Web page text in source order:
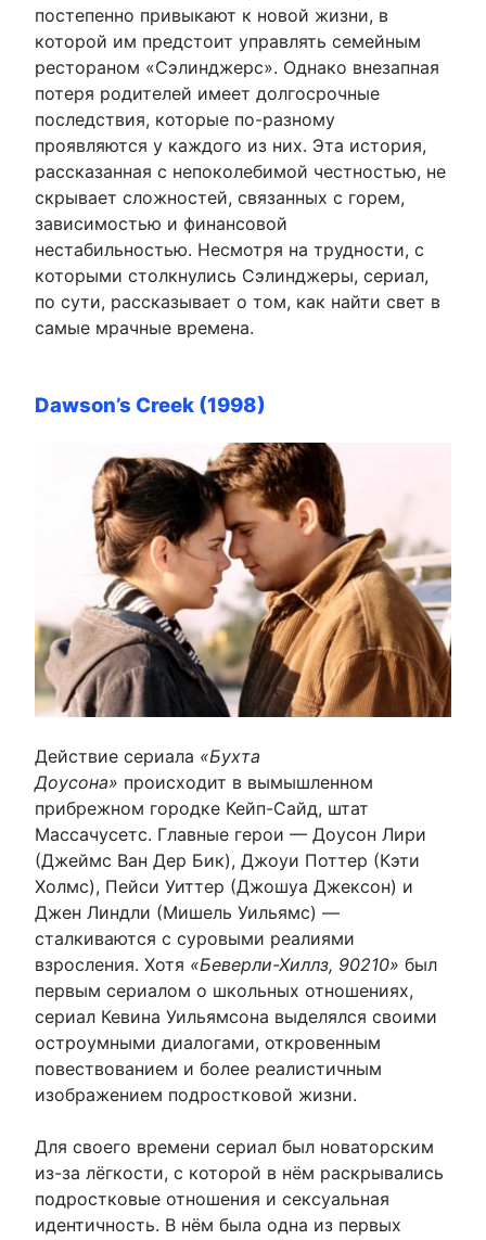
постепенно привыкают к новой жизни, в
которой им предстоит управлять семейным
рестораном «Сэлинджерс». Однако внезапная
потеря родителей имеет долгосрочные
последствия, которые по-разному
проявляются у каждого из них. Эта история,
рассказанная с непоколебимой честностью, не
скрывает сложностей, связанных с горем,
зависимостью и финансовой
нестабильностью. Несмотря на трудности, с
которыми столкнулись Сэлинджеры, сериал,
по сути, рассказывает о том, как найти свет в
самые мрачные времена.
Dawson’s Creek (1998)
Действие сериала «Бухта
Доусона» происходит в вымышленном
прибрежном городке Кейп-Сайд, штат
Массачусетс. Главные герои — Доусон Лири
(Джеймс Ван Дер Бик), Джоуи Поттер (Кэти
Холмс), Пейси Уиттер (Джошуа Джексон) и
Джен Линдли (Мишель Уильямс) —
сталкиваются с суровыми реалиями
взросления. Хотя «Беверли-Хиллз, 90210» был
первым сериалом о школьных отношениях,
сериал Кевина Уильямсона выделялся своими
остроумными диалогами, откровенным
повествованием и более реалистичным
изображением подростковой жизни.
Для своего времени сериал был новаторским
из-за лёгкости, с которой в нём раскрывались
подростковые отношения и сексуальная
идентичность. В нём была одна из первых